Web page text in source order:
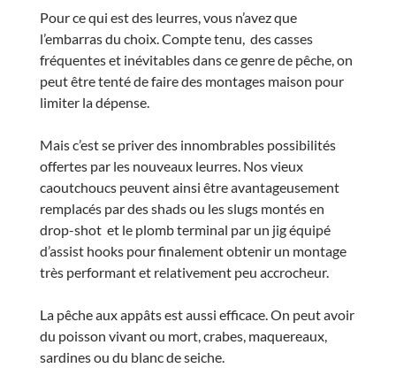
Pour ce qui est des leurres, vous n’avez que
l’embarras du choix. Compte tenu, des casses
fréquentes et inévitables dans ce genre de pêche, on
peut être tenté de faire des montages maison pour
limiter la dépense.
Mais c’est se priver des innombrables possibilités
offertes par les nouveaux leurres. Nos vieux
caoutchoucs peuvent ainsi être avantageusement
remplacés par des shads ou les slugs montés en
drop-shot et le plomb terminal par un jig équipé
d’assist hooks pour finalement obtenir un montage
très performant et relativement peu accrocheur.
La pêche aux appâts est aussi efficace. On peut avoir
du poisson vivant ou mort, crabes, maquereaux,
sardines ou du blanc de seiche.